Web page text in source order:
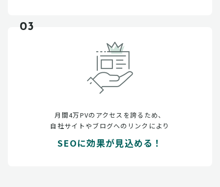
03
月間4万PVのアクセスを誇るため、
自社サイトやブログへのリンクにより
SEOに効果が見込める！